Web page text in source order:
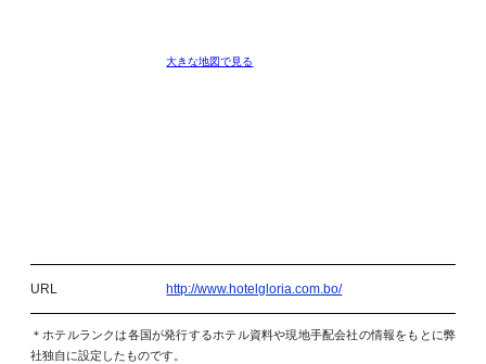
大きな地図で見る
URL http://www.hotelgloria.com.bo/
＊ホテルランクは各国が発行するホテル資料や現地手配会社の情報をもとに弊
社独自に設定したものです。